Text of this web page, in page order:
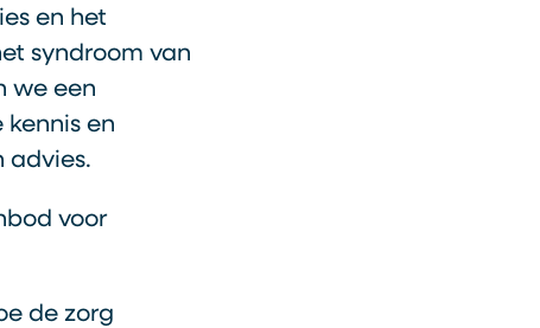
en het
syndroom van
we een
en
advies.
voor
de zorg